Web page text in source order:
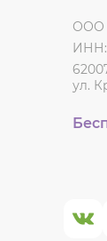
ООО
ИНН:
ул.